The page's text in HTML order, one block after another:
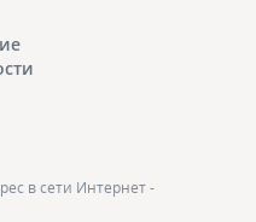
в сети Интернет -